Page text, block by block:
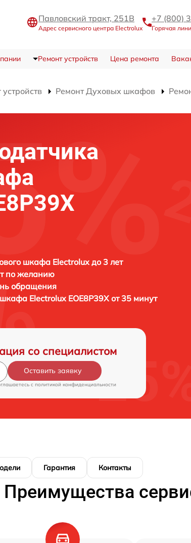
Павловский тракт, 251В
Адрес сервисного центра Electrolux
+7 (800)
Горячая
Ремонт устройств Цена ремонта
устройств Ремонт Духовых шкафов
шкафа Electrolux до 3 лет
по желанию
обращения
шкафа Electrolux EOE8P39X от 35 минут
со специалистом
Оставить заявку
c политикой конфиденциальности
Гарантия Контакты
Преимущества